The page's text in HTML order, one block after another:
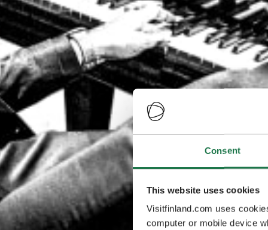
Consent
This website uses cookies
Visitfinland.com uses
computer or mobile device